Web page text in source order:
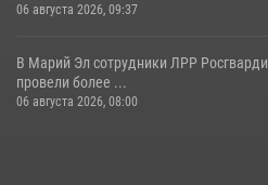
06 августа 2026, 09:37
В Марий Эл сотрудники ЛРР
провели более ...
06 августа 2026, 08:00